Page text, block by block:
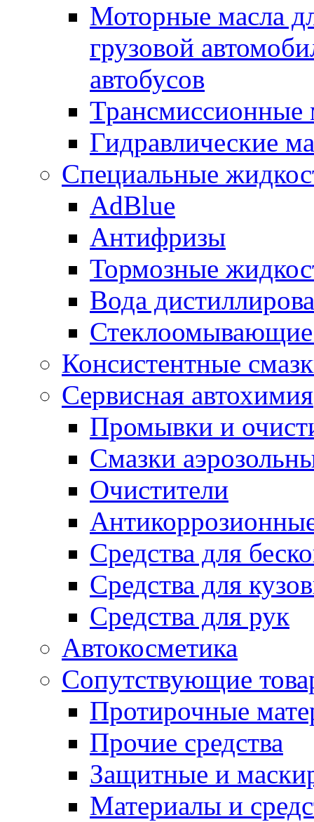
Моторные масла
грузовой
автобусов
Трансмиссионные
Гидравлические
Специальные
AdBlue
Антифризы
Тормозные
Вода
Консистентные
Сервисная автохимия
Промывки и
Смазки
Очистители
Средства для
Средства для
Средства для рук
Автокосметика
Сопутствующие
Протирочные
Прочие средства
Защитные и
Материалы и